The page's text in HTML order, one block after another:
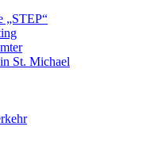
„STEP“
St. Michael